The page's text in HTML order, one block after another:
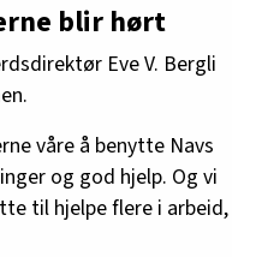
blir hørt
Eve V. Bergli
våre å benytte Navs
og god hjelp. Og vi
til hjelpe flere i arbeid,